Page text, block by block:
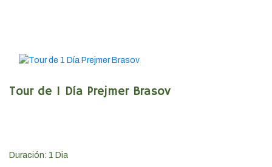
Tour de 1 Día Prejmer Brasov
Duración: 1 Dia